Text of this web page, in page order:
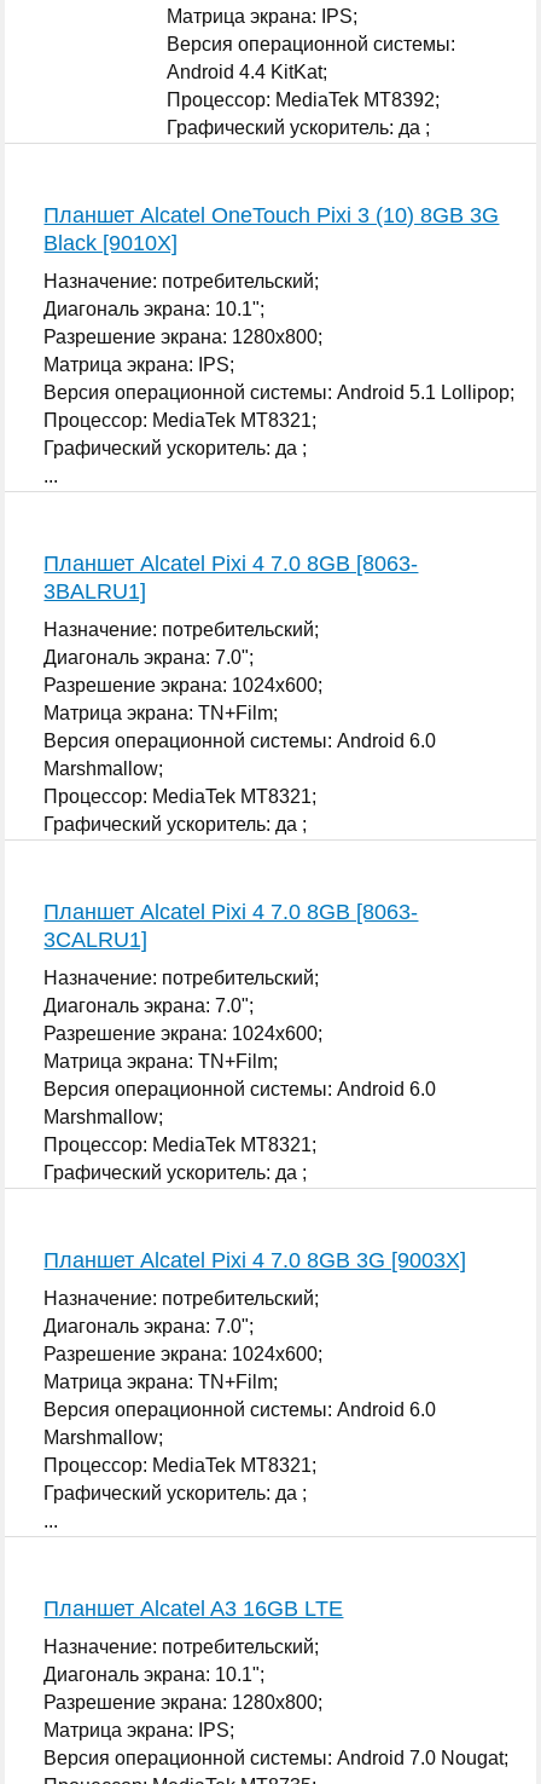
Матрица экрана: IPS;
Версия операционной системы:
Android 4.4 KitKat;
Процессор: MediaTek MT8392;
Графический ускоритель: да ;
Планшет Alcatel OneTouch Pixi 3 (10) 8GB 3G
Black [9010X]
Назначение: потребительский;
Диагональ экрана: 10.1";
Разрешение экрана: 1280x800;
Матрица экрана: IPS;
Версия операционной системы: Android 5.1 Lollipop;
Процессор: MediaTek MT8321;
Графический ускоритель: да ;
...
Планшет Alcatel Pixi 4 7.0 8GB [8063-
3BALRU1]
Назначение: потребительский;
Диагональ экрана: 7.0";
Разрешение экрана: 1024x600;
Матрица экрана: TN+Film;
Версия операционной системы: Android 6.0
Marshmallow;
Процессор: MediaTek MT8321;
Графический ускоритель: да ;
Планшет Alcatel Pixi 4 7.0 8GB [8063-
3CALRU1]
Назначение: потребительский;
Диагональ экрана: 7.0";
Разрешение экрана: 1024x600;
Матрица экрана: TN+Film;
Версия операционной системы: Android 6.0
Marshmallow;
Процессор: MediaTek MT8321;
Графический ускоритель: да ;
Планшет Alcatel Pixi 4 7.0 8GB 3G [9003X]
Назначение: потребительский;
Диагональ экрана: 7.0";
Разрешение экрана: 1024x600;
Матрица экрана: TN+Film;
Версия операционной системы: Android 6.0
Marshmallow;
Процессор: MediaTek MT8321;
Графический ускоритель: да ;
...
Планшет Alcatel A3 16GB LTE
Назначение: потребительский;
Диагональ экрана: 10.1";
Разрешение экрана: 1280x800;
Матрица экрана: IPS;
Версия операционной системы: Android 7.0 Nougat;